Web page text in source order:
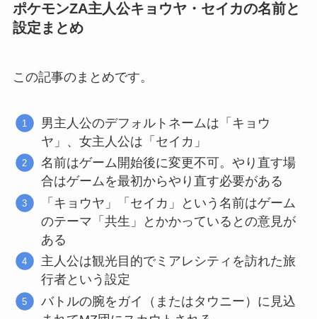
ポケモンZA主人公キョウヤ・セイカの名前と
設定まとめ
この記事のまとめです。
男主人公のデフォルトネームは「キョウ
ヤ」、女主人公は「セイカ」
名前はゲーム開始後に変更不可。やり直す場
合はゲームを最初からやり直す必要がある
「キョウヤ」「セイカ」という名前はゲーム
のテーマ「共生」とかかっているとの意見が
ある
主人公は観光目的でミアレシティを訪れた旅
行者という設定
バトルの腕をガイ（またはタウニー）に見込